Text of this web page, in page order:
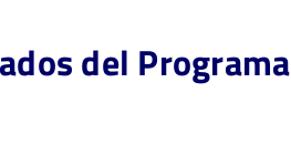
del Programa